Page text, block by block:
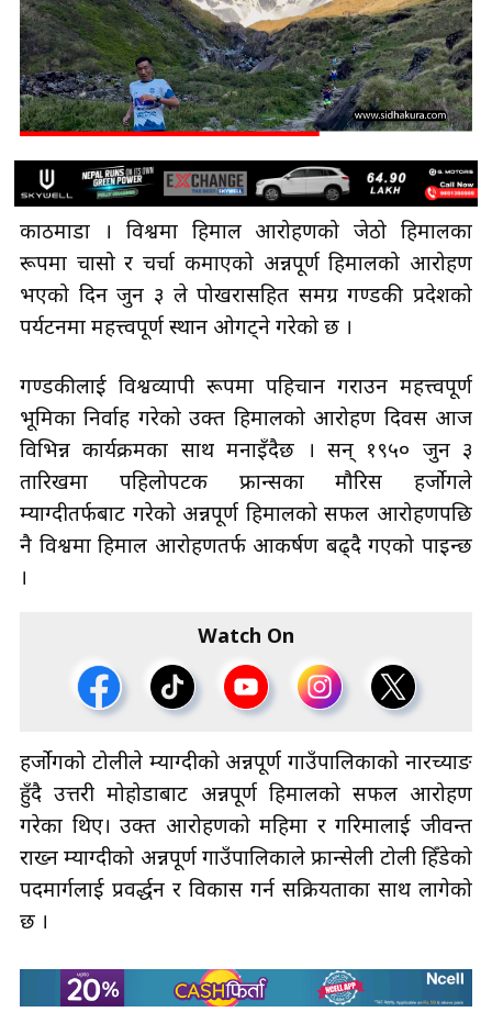
काठमाडौँ । विश्वमा हिमाल आरोहणको जेठो हिमालका
रूपमा चासो र चर्चा कमाएको अन्नपूर्ण हिमालको आरोहण
भएको दिन जुन ३ ले पोखरासहित समग्र गण्डकी प्रदेशको
पर्यटनमा महत्त्वपूर्ण स्थान ओगट्ने गरेको छ ।
गण्डकीलाई विश्वव्यापी रूपमा पहिचान गराउन महत्त्वपूर्ण
भूमिका निर्वाह गरेको उक्त हिमालको आरोहण दिवस आज
विभिन्न कार्यक्रमका साथ मनाइँदैछ । सन् १९५० जुन ३
तारिखमा पहिलोपटक फ्रान्सका मौरिस हर्जोगले
म्याग्दीतर्फबाट गरेको अन्नपूर्ण हिमालको सफल आरोहणपछि
नै विश्वमा हिमाल आरोहणतर्फ आकर्षण बढ्दै गएको पाइन्छ
।
Watch On
हर्जोगको टोलीले म्याग्दीको अन्नपूर्ण गाउँपालिकाको नारच्याङ
हुँदै उत्तरी मोहोडाबाट अन्नपूर्ण हिमालको सफल आरोहण
गरेका थिए। उक्त आरोहणको महिमा र गरिमालाई जीवन्त
राख्न म्याग्दीको अन्नपूर्ण गाउँपालिकाले फ्रान्सेली टोली हिँडेको
पदमार्गलाई प्रवर्द्धन र विकास गर्न सक्रियताका साथ लागेको
छ ।